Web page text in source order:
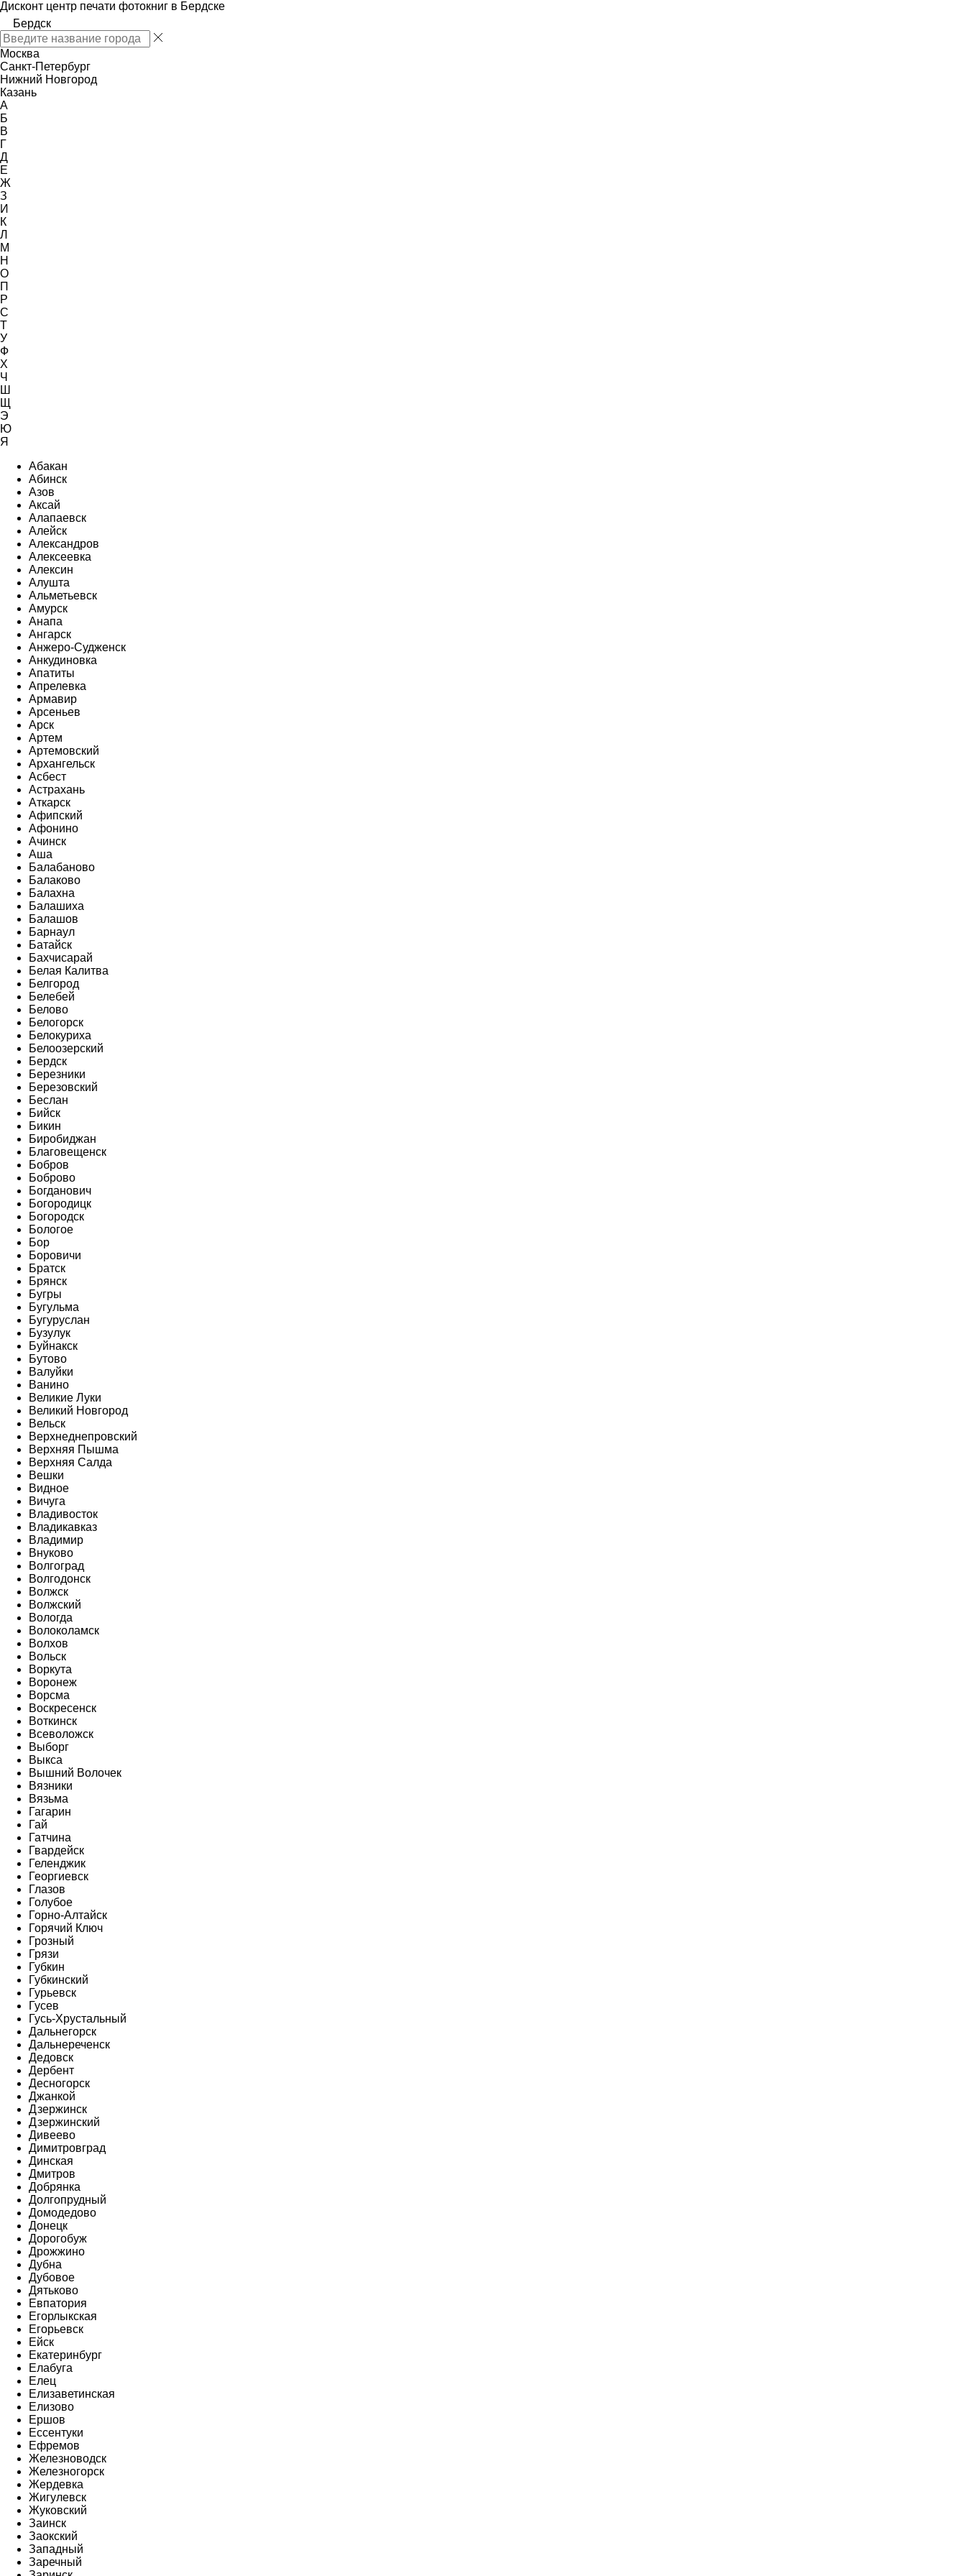
Дисконт центр печати фотокниг в Бердске
Бердск
Москва
Санкт-Петербург
Нижний Новгород
Казань
А
Б
В
Г
Д
Е
Ж
З
И
К
Л
М
Н
О
П
Р
С
Т
У
Ф
Х
Ч
Ш
Щ
Э
Ю
Я
Абакан
Абинск
Азов
Аксай
Алапаевск
Алейск
Александров
Алексеевка
Алексин
Алушта
Альметьевск
Амурск
Анапа
Ангарск
Анжеро-Судженск
Анкудиновка
Апатиты
Апрелевка
Армавир
Арсеньев
Арск
Артем
Артемовский
Архангельск
Асбест
Астрахань
Аткарск
Афипский
Афонино
Ачинск
Аша
Балабаново
Балаково
Балахна
Балашиха
Балашов
Барнаул
Батайск
Бахчисарай
Белая Калитва
Белгород
Белебей
Белово
Белогорск
Белокуриха
Белоозерский
Бердск
Березники
Березовский
Беслан
Бийск
Бикин
Биробиджан
Благовещенск
Бобров
Боброво
Богданович
Богородицк
Богородск
Бологое
Бор
Боровичи
Братск
Брянск
Бугры
Бугульма
Бугуруслан
Бузулук
Буйнакск
Бутово
Валуйки
Ванино
Великие Луки
Великий Новгород
Вельск
Верхнеднепровский
Верхняя Пышма
Верхняя Салда
Вешки
Видное
Вичуга
Владивосток
Владикавказ
Владимир
Внуково
Волгоград
Волгодонск
Волжск
Волжский
Вологда
Волоколамск
Волхов
Вольск
Воркута
Воронеж
Ворсма
Воскресенск
Воткинск
Всеволожск
Выборг
Выкса
Вышний Волочек
Вязники
Вязьма
Гагарин
Гай
Гатчина
Гвардейск
Геленджик
Георгиевск
Глазов
Голубое
Горно-Алтайск
Горячий Ключ
Грозный
Грязи
Губкин
Губкинский
Гурьевск
Гусев
Гусь-Хрустальный
Дальнегорск
Дальнереченск
Дедовск
Дербент
Десногорск
Джанкой
Дзержинск
Дзержинский
Дивеево
Димитровград
Динская
Дмитров
Добрянка
Долгопрудный
Домодедово
Донецк
Дорогобуж
Дрожжино
Дубна
Дубовое
Дятьково
Евпатория
Егорлыкская
Егорьевск
Ейск
Екатеринбург
Елабуга
Елец
Елизаветинская
Елизово
Ершов
Ессентуки
Ефремов
Железноводск
Железногорск
Жердевка
Жигулевск
Жуковский
Заинск
Заокский
Западный
Заречный